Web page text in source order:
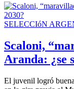
SELECCIóN
Scaloni,
Aranda: ¿se
El juvenil logró